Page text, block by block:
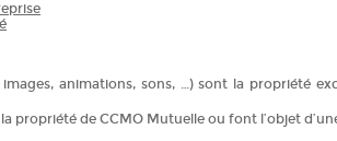
animations, sons, …) sont la propriété
propriété de CCMO Mutuelle ou font l’objet